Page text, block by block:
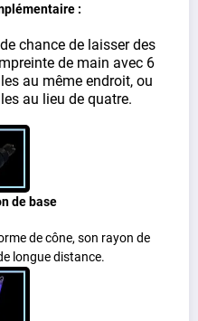
:
chance de laisser des
de main avec 6
au même endroit, ou
au lieu de quatre.
de base
de cône, son rayon de
longue distance.